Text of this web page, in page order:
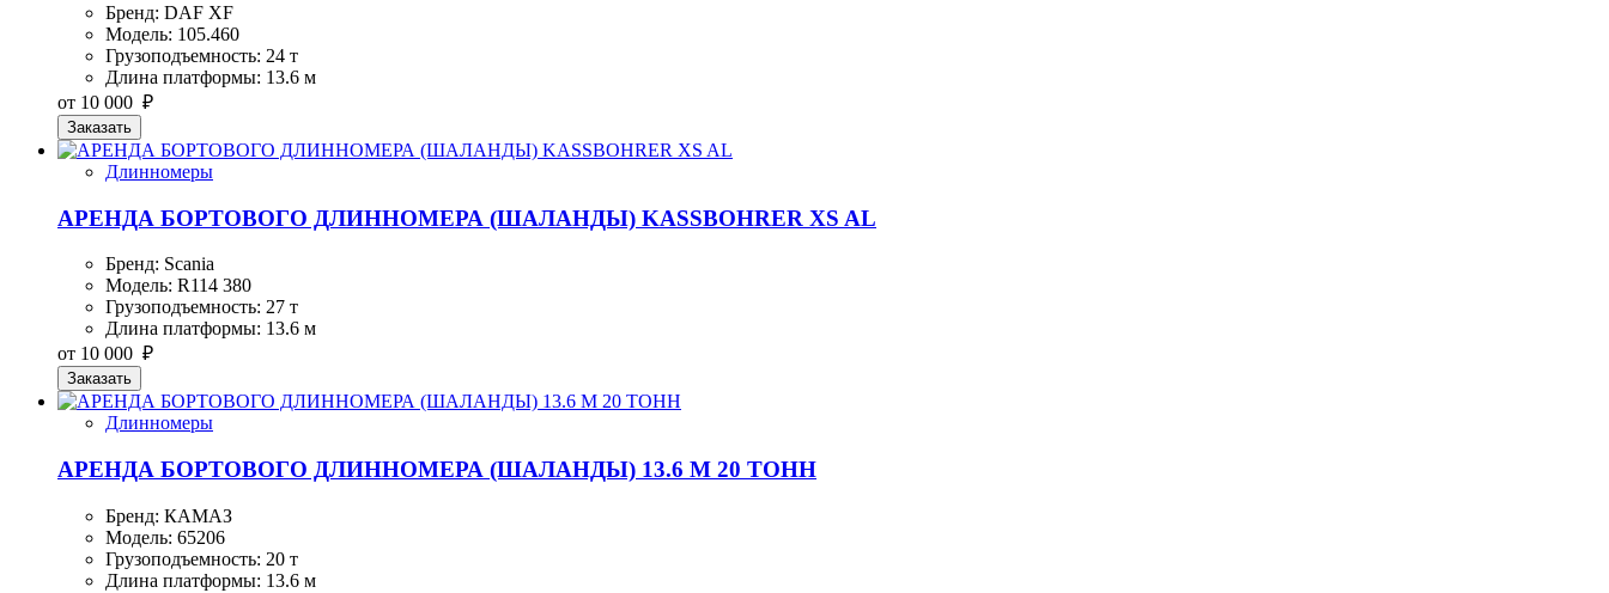
Бренд: DAF XF
Модель: 105.460
Грузоподъемность: 24 т
Длина платформы: 13.6 м
от 10 000 ₽
Заказать
Длинномеры
АРЕНДА БОРТОВОГО ДЛИННОМЕРА (ШАЛАНДЫ) KASSBOHRER XS AL
Бренд: Scania
Модель: R114 380
Грузоподъемность: 27 т
Длина платформы: 13.6 м
от 10 000 ₽
Заказать
Длинномеры
АРЕНДА БОРТОВОГО ДЛИННОМЕРА (ШАЛАНДЫ) 13.6 М 20 ТОНН
Бренд: КАМАЗ
Модель: 65206
Грузоподъемность: 20 т
Длина платформы: 13.6 м